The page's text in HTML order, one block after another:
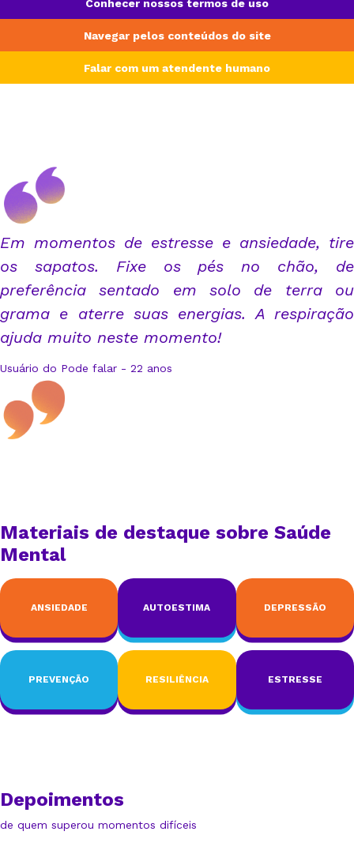
Conhecer nossos termos de uso
Navegar pelos conteúdos do site
Falar com um atendente humano
Em momentos de estresse e ansiedade, tire
os sapatos. Fixe os pés no chão, de
preferência sentado em solo de terra ou
grama e aterre suas energias. A respiração
ajuda muito neste momento!
Usuário do Pode falar - 22 anos
Materiais de destaque sobre Saúde
Mental
ANSIEDADE AUTOESTIMA DEPRESSÃO
PREVENÇÃO RESILIÊNCIA ESTRESSE
Depoimentos
de quem superou momentos difíceis